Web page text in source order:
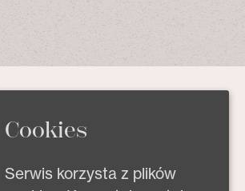
Cookies
Serwis korzysta z plików